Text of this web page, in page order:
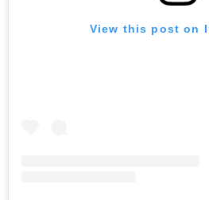
View this post on